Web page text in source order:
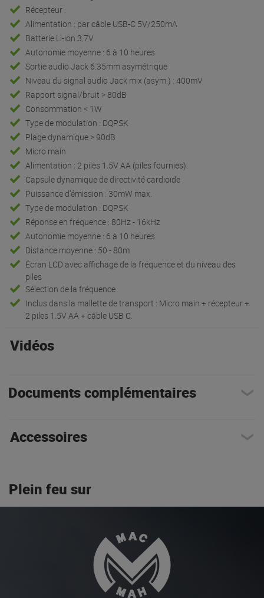
Récepteur :
Alimentation : par câble USB-C 5V/250mA
Batterie Li-ion 3.7V
Autonomie moyenne : 6 à 10 heures
Sortie audio Jack 6.35mm asymétrique
Niveau du signal audio Jack mix (asym.) : 400mV
Rapport signal/bruit > 80dB
Consommation < 1W
Type de modulation : DQPSK
Plage dynamique > 90dB
Micro main
Alimentation : 2 piles 1.5V AA (piles fournies).
Capsule dynamique de directivité cardioïde
Puissance d’émission : 30mW max.
Type de modulation : DQPSK
Réponse en fréquence : 80Hz - 16kHz
Autonomie moyenne : 6 à 10 heures
Distance moyenne : 50 - 80m
Écran LCD avec affichage de la fréquence et du niveau des
piles
Sélection de la fréquence
Inclus dans la mallette de transport : Micro main + récepteur +
2 piles 1.5V AA + câble USB C.
Vidéos
Documents complémentaires
Accessoires
Plein feu sur